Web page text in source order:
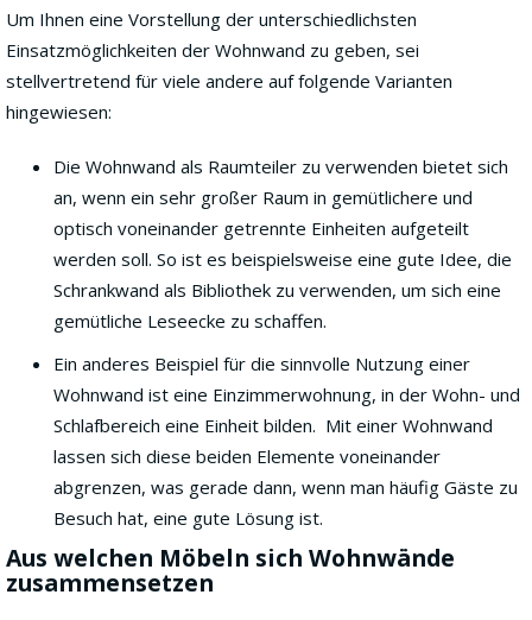
Um Ihnen eine Vorstellung der unterschiedlichsten
Einsatzmöglichkeiten der Wohnwand zu geben, sei
stellvertretend für viele andere auf folgende Varianten
hingewiesen:
Die Wohnwand als Raumteiler zu verwenden bietet sich
an, wenn ein sehr großer Raum in gemütlichere und
optisch voneinander getrennte Einheiten aufgeteilt
werden soll. So ist es beispielsweise eine gute Idee, die
Schrankwand als Bibliothek zu verwenden, um sich eine
gemütliche Leseecke zu schaffen.
Ein anderes Beispiel für die sinnvolle Nutzung einer
Wohnwand ist eine Einzimmerwohnung, in der Wohn- und
Schlafbereich eine Einheit bilden. Mit einer Wohnwand
lassen sich diese beiden Elemente voneinander
abgrenzen, was gerade dann, wenn man häufig Gäste zu
Besuch hat, eine gute Lösung ist.
Aus welchen Möbeln sich Wohnwände
zusammensetzen